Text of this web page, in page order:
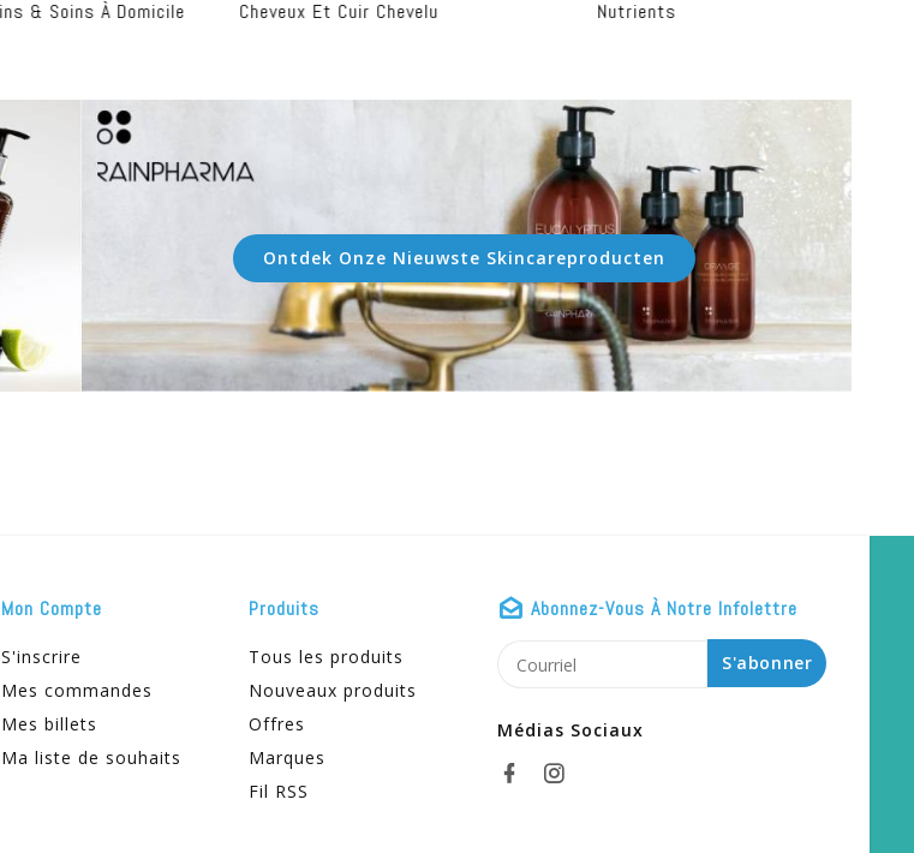
Cheveux Et Cuir Chevelu Nutrients Suppléments Sport
Ontdek Onze Nieuwste Skincareproducten
Mon Compte
S'inscrire
Mes commandes
Mes billets
Ma liste de souhaits
Produits
Tous les produits
Nouveaux produits
Offres
Marques
Fil RSS
Abonnez-Vous À Notre Infolettre
S'abonner
Médias Sociaux